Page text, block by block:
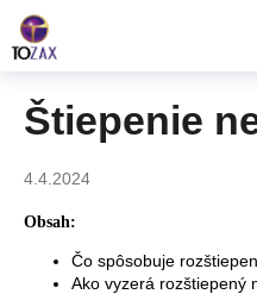
obsah
Štiepenie
4.4.2024
Obsah:
Čo spôsobuje
Ako vyzerá rozštiepený
o
Č
p
o